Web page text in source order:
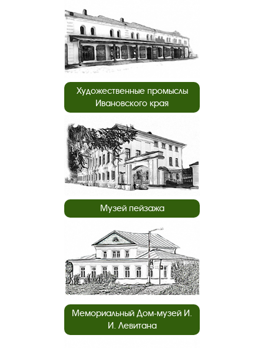
Художественные промыслы
Ивановского края
Музей пейзажа
Мемориальный Дом-музей И.
И. Левитана